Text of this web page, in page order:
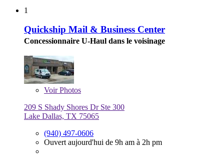
1
Quickship Mail & Business Center
Concessionnaire U-Haul dans le voisinage
VoirPhotos
209 S Shady Shores Dr Ste 300
Lake Dallas, TX 75065
(940) 497-0606
Ouvert aujourd'hui de 9h am à 2h pm